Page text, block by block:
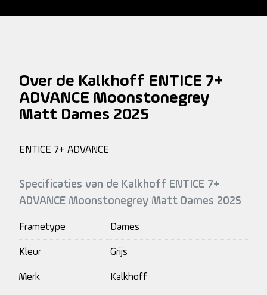
Over de Kalkhoff ENTICE 7+
ADVANCE Moonstonegrey
Matt Dames 2025
ENTICE 7+ ADVANCE
Specificaties van de Kalkhoff ENTICE 7+
ADVANCE Moonstonegrey Matt Dames 2025
Frametype Dames
Kleur Grijs
Merk Kalkhoff